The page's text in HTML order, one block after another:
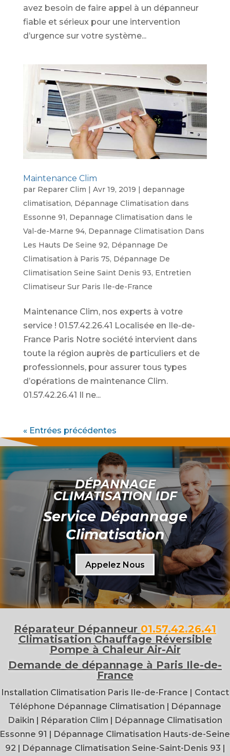
avez besoin de faire appel à un dépanneur
fiable et sérieux pour une intervention
d’urgence sur votre système...
Maintenance Clim
par Reparer Clim | Avr 19, 2019 | depannage
climatisation, Dépannage Climatisation dans
Essonne 91, Depannage Climatisation dans le
Val-de-Marne 94, Depannage Climatisation Dans
Les Hauts De Seine 92, Dépannage De
Climatisation à Paris 75, Dépannage De
Climatisation Seine Saint Denis 93, Entretien
Climatiseur Sur Paris Ile-de-France
Maintenance Clim, nos experts à votre
service ! 01.57.42.26.41 Localisée en Ile-de-
France Paris Notre société intervient dans
toute la région auprès de particuliers et de
professionnels, pour assurer tous types
d’opérations de maintenance Clim.
01.57.42.26.41 Il ne...
« Entrées précédentes
DÉPANNAGE
CLIMATISATION IDF
Service Dépannage
Climatisation
Appelez Nous
Réparateur Dépanneur 01.57.42.26.41
Climatisation Chauffage Réversible
Pompe à Chaleur Air-Air
Demande de dépannage à Paris Ile-de-
France
Installation Climatisation Paris Ile-de-France | Contact
Téléphone Dépannage Climatisation | Dépannage
Daikin | Réparation Clim | Dépannage Climatisation
Essonne 91 | Dépannage Climatisation Hauts-de-Seine
92 | Dépannage Climatisation Seine-Saint-Denis 93 |